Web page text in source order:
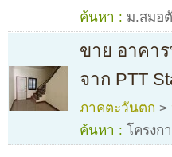
ค้นหา : ม.สมอ
ขาย อาคา
จาก PTT
ภาคตะวันตก >
ค้นหา : โครงก